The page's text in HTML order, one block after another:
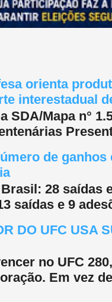
orienta
interestadual
SDA/Mapa n°
de
28 saídas
saídas e 9
DO UFC USA
no UFC
Em vez